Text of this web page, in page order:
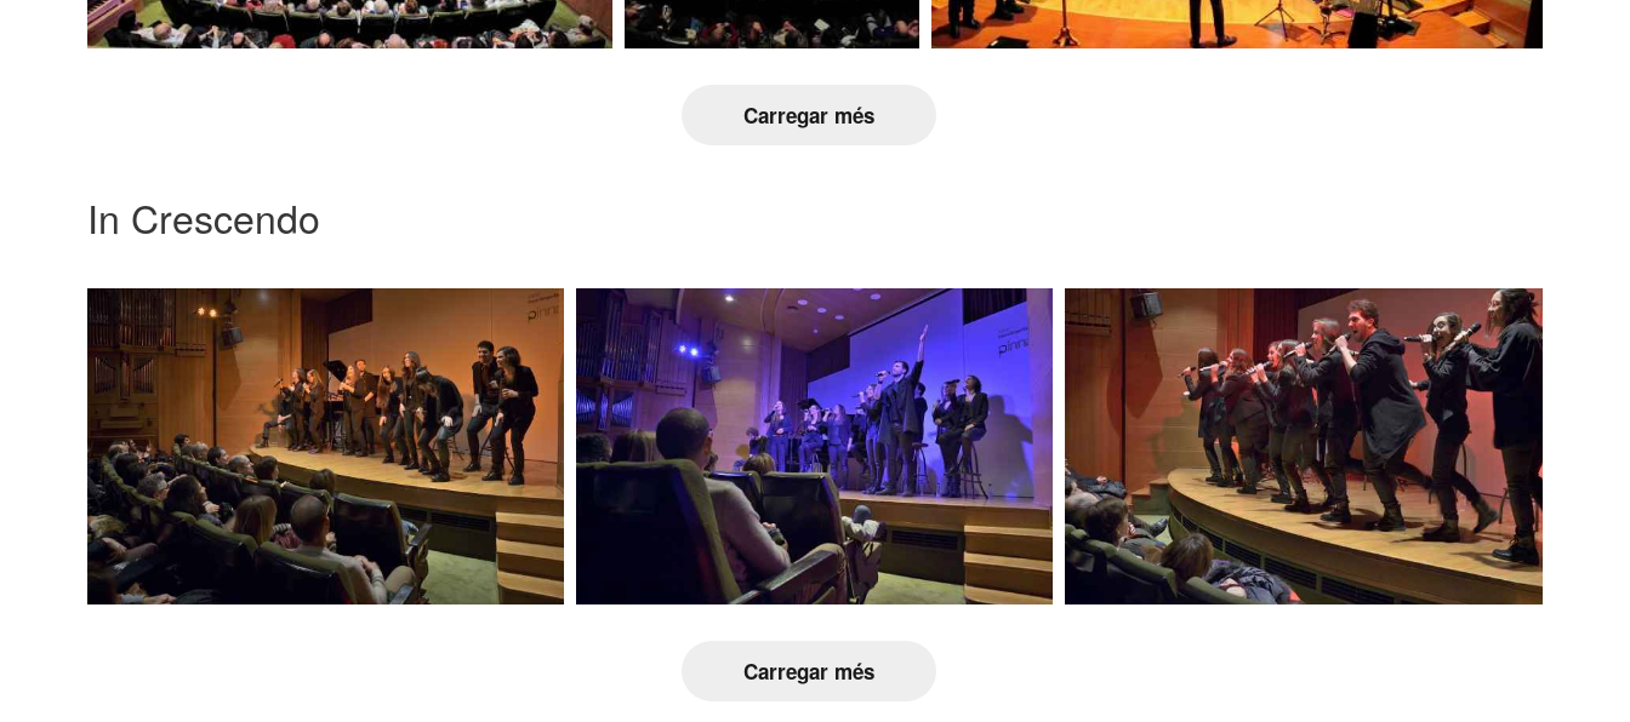
Carregar més
In Crescendo
Carregar més